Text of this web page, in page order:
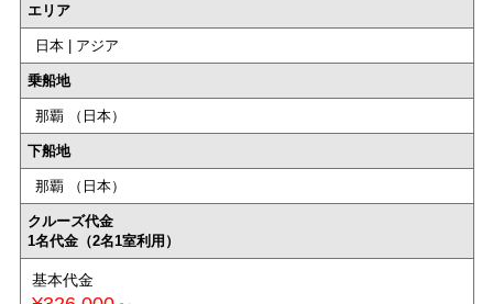
エリア
日本 | アジア
乗船地
那覇 （日本）
下船地
那覇 （日本）
クルーズ代金
1名代金（2名1室利用）
基本代金